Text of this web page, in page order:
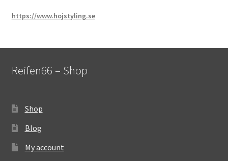
https://www.hojstyling.se
Reifen66 – Shop
Shop
Blog
My account